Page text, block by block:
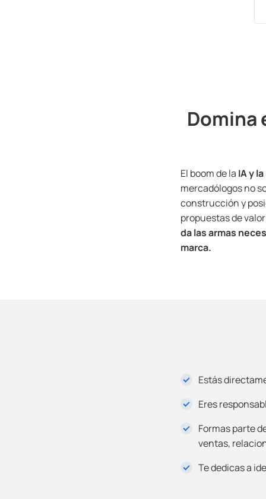
Domina
El boom de la IA y
mercadólogos no
construcción y
propuestas de
da las armas
marca.
Estás
Eres
Formas parte
ventas,
Te dedicas a